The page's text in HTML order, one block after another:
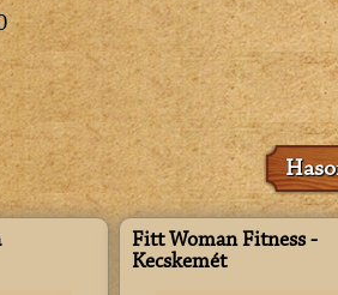
Fitt Woman Fitness -
Kecskemét